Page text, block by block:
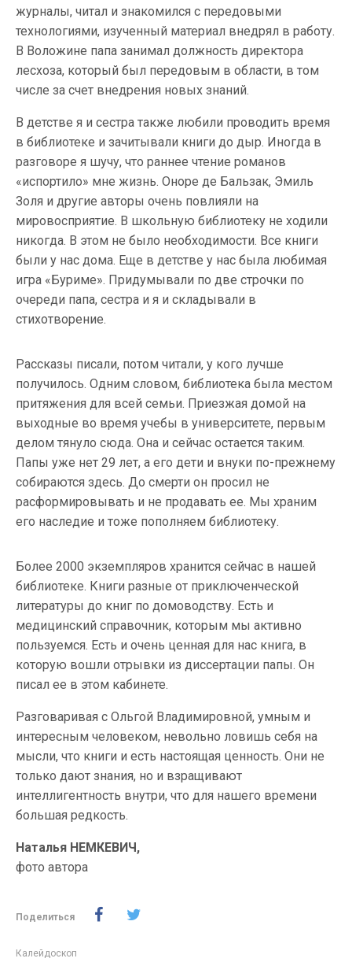
журналы, читал и знакомился с передовыми
технологиями, изученный материал внедрял в работу.
В Воложине папа занимал должность директора
лесхоза, который был передовым в области, в том
числе за счет внедрения новых знаний.
В детстве я и сестра также любили проводить время
в библиотеке и зачитывали книги до дыр. Иногда в
разговоре я шучу, что раннее чтение романов
«испортило» мне жизнь. Оноре де Бальзак, Эмиль
Золя и другие авторы очень повлияли на
мировосприятие. В школьную библиотеку не ходили
никогда. В этом не было необходимости. Все книги
были у нас дома. Еще в детстве у нас была любимая
игра «Буриме». Придумывали по две строчки по
очереди папа, сестра и я и складывали в
стихотворение.
Рассказы писали, потом читали, у кого лучше
получилось. Одним словом, библиотека была местом
притяжения для всей семьи. Приезжая домой на
выходные во время учебы в университете, первым
делом тянуло сюда. Она и сейчас остается таким.
Папы уже нет 29 лет, а его дети и внуки по-прежнему
собираются здесь. До смерти он просил не
расформировывать и не продавать ее. Мы храним
его наследие и тоже пополняем библиотеку.
Более 2000 экземпляров хранится сейчас в нашей
библиотеке. Книги разные от приключенческой
литературы до книг по домоводству. Есть и
медицинский справочник, которым мы активно
пользуемся. Есть и очень ценная для нас книга, в
которую вошли отрывки из диссертации папы. Он
писал ее в этом кабинете.
Разговаривая с Ольгой Владимировной, умным и
интересным человеком, невольно ловишь себя на
мысли, что книги и есть настоящая ценность. Они не
только дают знания, но и взращивают
интеллигентность внутри, что для нашего времени
большая редкость.
Наталья НЕМКЕВИЧ,
фото автора
Поделиться
Калейдоскоп